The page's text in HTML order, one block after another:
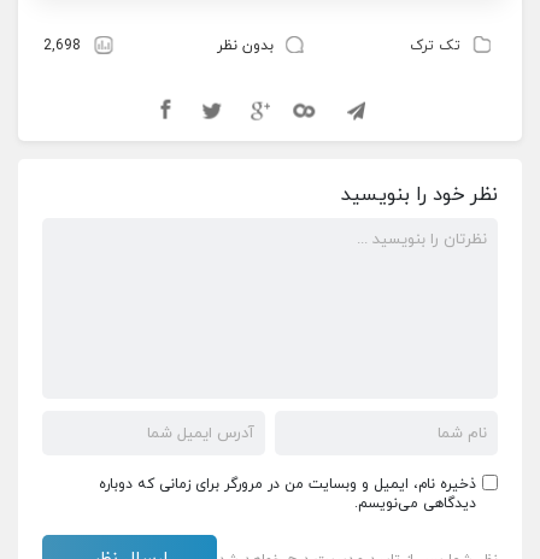
تک ترک بدون نظر 2,698
نظر خود را بنویسید
ذخیره نام، ایمیل و وبسایت من در مرورگر برای زمانی که دوباره
دیدگاهی می‌نویسم.